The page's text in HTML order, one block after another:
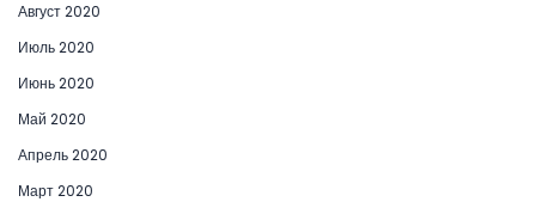
Август 2020
Июль 2020
Июнь 2020
Май 2020
Апрель 2020
Март 2020